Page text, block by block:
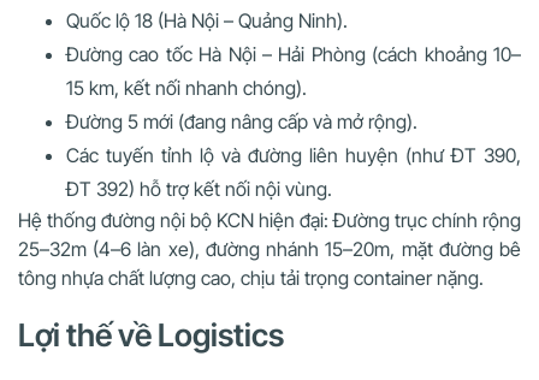
Quốc lộ 18 (Hà Nội – Quảng Ninh).
Đường cao tốc Hà Nội – Hải Phòng (cách khoảng 10–
15 km, kết nối nhanh chóng).
Đường 5 mới (đang nâng cấp và mở rộng).
Các tuyến tỉnh lộ và đường liên huyện (như ĐT 390,
ĐT 392) hỗ trợ kết nối nội vùng.
Hệ thống đường nội bộ KCN hiện đại: Đường trục chính rộng
25–32m (4–6 làn xe), đường nhánh 15–20m, mặt đường bê
tông nhựa chất lượng cao, chịu tải trọng container nặng.
Lợi thế về Logistics